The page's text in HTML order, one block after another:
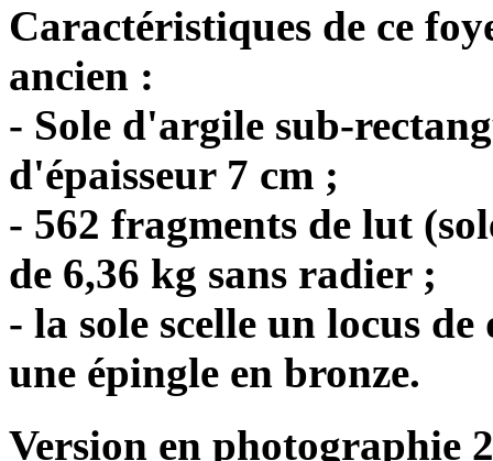
Caractéristiques de ce
ancien :
- Sole d'argile sub-
d'épaisseur 7 cm ;
- 562 fragments de lut
de 6,36 kg sans radier ;
- la sole scelle un locus
une épingle en bronze.
Version en photographie